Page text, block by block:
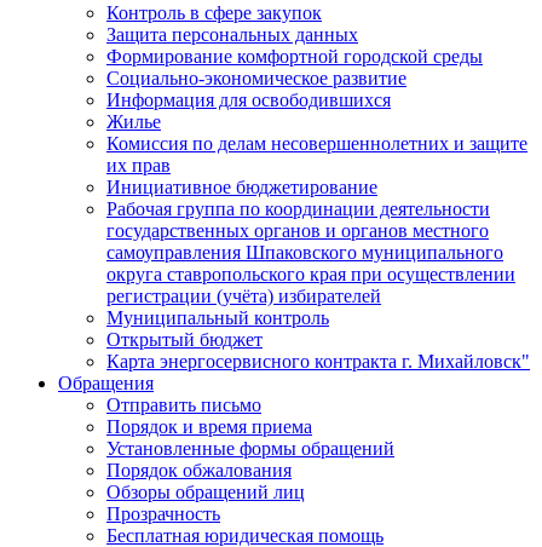
Контроль в сфере закупок
Защита персональных данных
Формирование комфортной городской среды
Социально-экономическое развитие
Информация для освободившихся
Жилье
Комиссия по делам несовершеннолетних и защите
их прав
Инициативное бюджетирование
Рабочая группа по координации деятельности
государственных органов и органов местного
самоуправления Шпаковского муниципального
округа ставропольского края при осуществлении
регистрации (учёта) избирателей
Муниципальный контроль
Открытый бюджет
Карта энергосервисного контракта г. Михайловск"
Обращения
Отправить письмо
Порядок и время приема
Установленные формы обращений
Порядок обжалования
Обзоры обращений лиц
Прозрачность
Бесплатная юридическая помощь